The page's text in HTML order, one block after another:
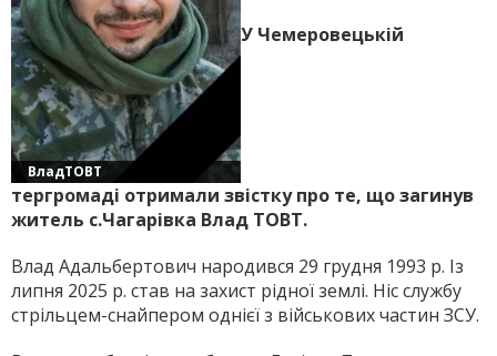
ВладТОВТ
У Чемеровецькій
тергромаді отримали звістку про те, що загинув
житель с.Чагарівка Влад ТОВТ.
Влад Адальбертович народився 29 грудня 1993 р. Із
липня 2025 р. став на захист рідної землі. Ніс службу
стрільцем-снайпером однієї з військових частин ЗСУ.